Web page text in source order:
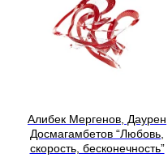
Алибек Мергенов, Даурен
Досмагамбетов “Любовь,
скорость, бесконечность”